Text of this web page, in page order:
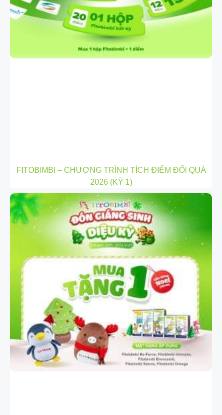
FITOBIMBI – CHƯƠNG TRÌNH TÍCH ĐIỂM ĐỔI QUÀ
2026 (KỲ 1)